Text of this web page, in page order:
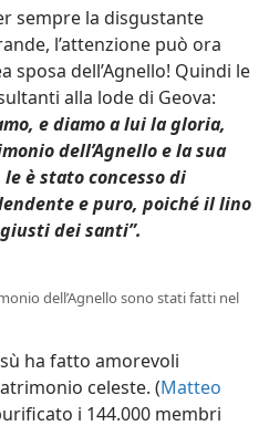
sempre la disgustante
l’attenzione può ora
sposa dell’Agnello! Quindi le
alla lode di Geova:
e diamo a lui la gloria,
dell’Agnello e la sua
è stato concesso di
e puro, poiché il lino
dei santi”.
dell’Agnello sono stati fatti nel
ha fatto amorevoli
celeste. (Matteo
i 144.000 membri